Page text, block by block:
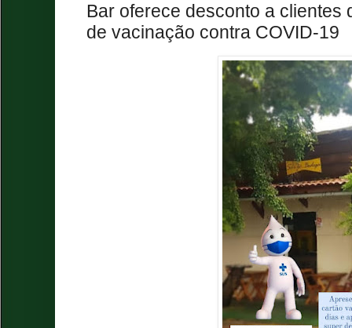
Bar oferece desconto a clientes
de vacinação contra COVID-19